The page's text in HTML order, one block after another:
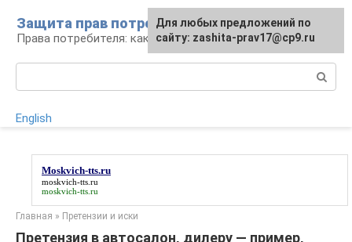
контенту
Защита прав потребителей
Права потребителя: как отстоять
English
Moskvich-tts.ru
moskvich-tts.ru
moskvich-tts.ru
Главная » Претензии и иски
Претензия в автосалон, дилеру — пример,
Для любых предложений по
сайту: zashita-prav17@cp9.ru